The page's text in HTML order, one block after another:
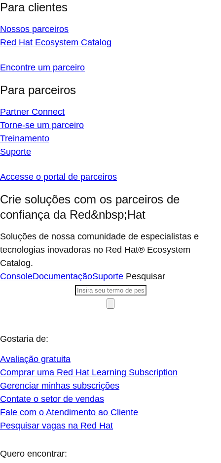
Para clientes
Nossos parceiros
Red Hat Ecosystem Catalog
Encontre um parceiro
Para parceiros
Partner Connect
Torne-se um parceiro
Treinamento
Suporte
Accesse o portal de parceiros
Crie soluções com os parceiros de
confiança da Red&nbsp;Hat
Soluções de nossa comunidade de especialistas e
tecnologias inovadoras no Red Hat® Ecosystem
Catalog.
ConsoleDocumentaçãoSuporte Pesquisar
Gostaria de:
Avaliação gratuita
Comprar uma Red Hat Learning Subscription
Gerenciar minhas subscrições
Contate o setor de vendas
Fale com o Atendimento ao Cliente
Pesquisar vagas na Red Hat
Quero encontrar: